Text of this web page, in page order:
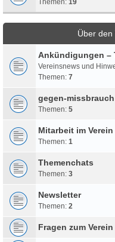
Über den
Ankündigungen –
Vereinsnews und
Themen: 7
gegen-
Themen: 5
Mitarbeit im Verein
Themen: 1
Themenchats
Themen: 3
Newsletter
Themen: 2
Fragen zum Verein